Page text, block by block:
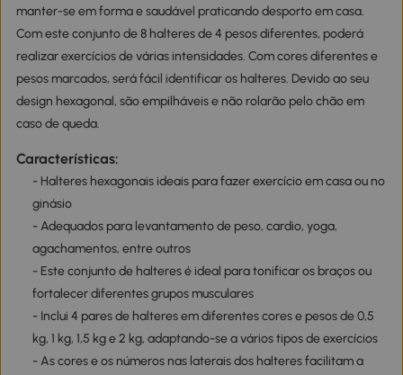
manter-se em forma e saudável praticando desporto em casa.
Com este conjunto de 8 halteres de 4 pesos diferentes, poderá
realizar exercícios de várias intensidades. Com cores diferentes e
pesos marcados, será fácil identificar os halteres. Devido ao seu
design hexagonal, são empilháveis e não rolarão pelo chão em
caso de queda.
Características:
- Halteres hexagonais ideais para fazer exercício em casa ou no
ginásio
- Adequados para levantamento de peso, cardio, yoga,
agachamentos, entre outros
- Este conjunto de halteres é ideal para tonificar os braços ou
fortalecer diferentes grupos musculares
- Inclui 4 pares de halteres em diferentes cores e pesos de 0,5
kg, 1 kg, 1,5 kg e 2 kg, adaptando-se a vários tipos de exercícios
- As cores e os números nas laterais dos halteres facilitam a